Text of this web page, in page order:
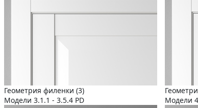
Геометрия филенки (3)
Модели 3.1.1 - 3.5.4 PD
Модели